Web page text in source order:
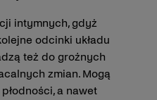
intymnych, gdyż
odcinki układu
też do groźnych
zmian. Mogą
a nawet